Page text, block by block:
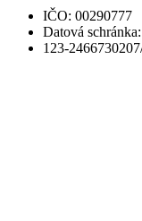
IČO: 00290777
Datová
123-